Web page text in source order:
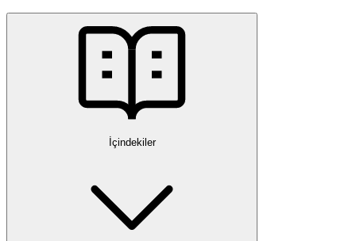
İçindekiler